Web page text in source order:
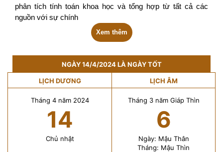
phân tích tính toán khoa học và tổng hợp từ tất cả các
nguồn với sự chính
Xem thêm
NGÀY 14/4/2024 LÀ NGÀY TỐT
LỊCH DƯƠNG LỊCH ÂM
Tháng 4 năm 2024
14
Chủ nhật
Tháng 3 năm Giáp Thìn
6
Ngày: Mậu Thân
Tháng: Mậu Thìn